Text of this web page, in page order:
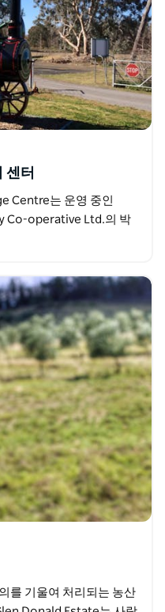
센터
Centre는 운영 중인
Co-operative Ltd.의 박
를 기울여 처리되는 농산